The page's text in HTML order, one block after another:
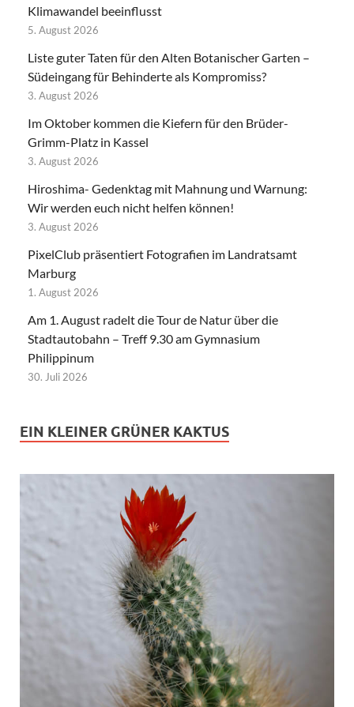
Klimawandel beeinflusst
5. August 2026
Liste guter Taten für den Alten Botanischer Garten –
Südeingang für Behinderte als Kompromiss?
3. August 2026
Im Oktober kommen die Kiefern für den Brüder-
Grimm-Platz in Kassel
3. August 2026
Hiroshima- Gedenktag mit Mahnung und Warnung:
Wir werden euch nicht helfen können!
3. August 2026
PixelClub präsentiert Fotografien im Landratsamt
Marburg
1. August 2026
Am 1. August radelt die Tour de Natur über die
Stadtautobahn – Treff 9.30 am Gymnasium
Philippinum
30. Juli 2026
EIN KLEINER GRÜNER KAKTUS